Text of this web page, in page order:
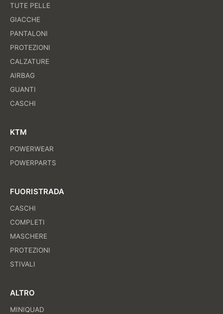
TUTE PELLE
GIACCHE
PANTALONI
PROTEZIONI
CALZATURE
AIRBAG
GUANTI
CASCHI
KTM
POWERWEAR
POWERPARTS
FUORISTRADA
CASCHI
COMPLETI
MASCHERE
PROTEZIONI
STIVALI
ALTRO
MINIQUAD